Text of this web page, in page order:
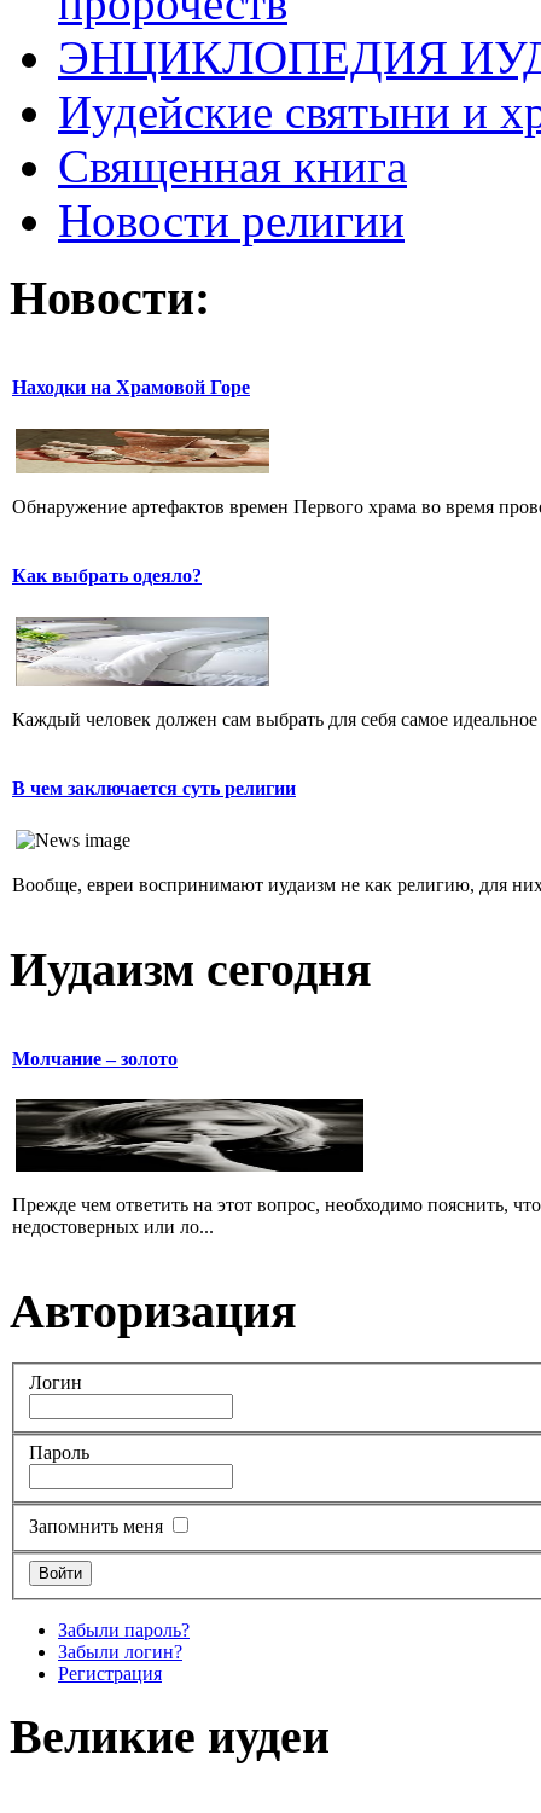
ЭНЦИКЛОПЕДИЯ
Иудейские святыни и
Священная книга
Новости религии
Новости:
Находки на Храмовой Горе
Обнаружение артефактов времен Первого храма во время
Как выбрать одеяло?
Каждый человек должен сам выбрать для себя самое
В чем заключается суть религии
Вообще, евреи воспринимают иудаизм не как религию, для
Иудаизм сегодня
Молчание – золото
Прежде чем ответить на этот вопрос, необходимо пояснить,
недостоверных или ло...
Авторизация
Логин
Пароль
Запомнить меня
Забыли пароль?
Забыли логин?
Регистрация
Великие иудеи